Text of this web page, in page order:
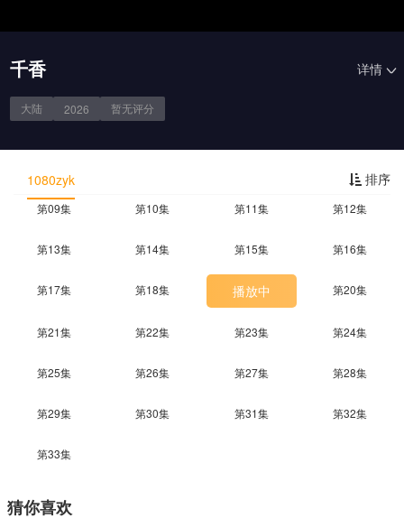
千香 详情
大陆 2026 暂无评分
剧情简介 排序
1080zyk
第09集 第10集 第11集 第12集
第13集 第14集 第15集 第16集
第17集 第18集 播放中 第20集
第21集 第22集 第23集 第24集
第25集 第26集 第27集 第28集
第29集 第30集 第31集 第32集
第33集
猜你喜欢